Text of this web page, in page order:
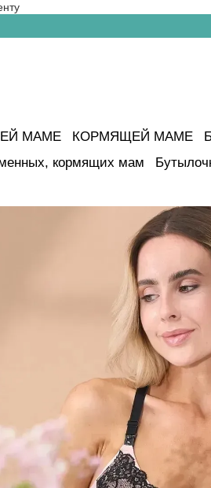
МАМЕ КОРМЯЩЕЙ МАМЕ
кормящих мам